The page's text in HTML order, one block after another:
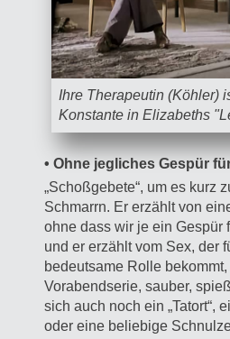
Ihre Therapeutin (Köhler)
Konstante in Elizabeths
• Ohne jegliches Gespür
„Schoßgebete“, um es kurz
Schmarrn. Er erzählt von
ohne dass wir je ein Gespür
und er erzählt vom Sex, der
bedeutsame Rolle
Vorabendserie, sauber,
sich auch noch ein „Tatort“,
oder eine beliebige